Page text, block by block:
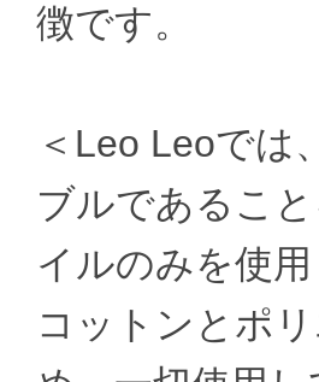
徴です。
＜Leo Leoでは
ブルであるこ
イルのみを使
コットンとポ